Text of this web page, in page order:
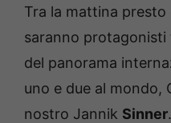
Tra la mattina presto
saranno
del panorama
uno e due al mondo,
nostro Jannik Sinner